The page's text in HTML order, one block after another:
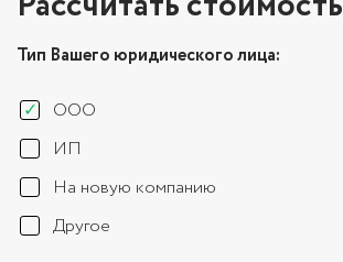
Тип Вашего юридического лица:
ООО
ИП
На новую компанию
Другое